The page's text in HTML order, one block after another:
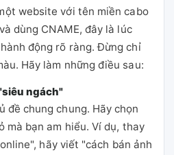
website với tên miền cabo
dùng CNAME, đây là lúc
động rõ ràng. Đừng chỉ
Hãy làm những điều sau:
ngách"
đề chung chung. Hãy chọn
mà bạn am hiểu. Ví dụ, thay
hãy viết "cách bán ảnh